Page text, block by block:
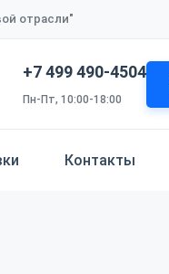
отрасли"
+7 499 490-4504
Пн-Пт, 10:00-18:00
Контакты